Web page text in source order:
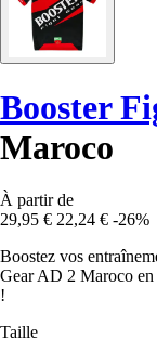
Booster
Maroco
À partir de
29,95 € 22,24 € -26%
Boostez vos
Gear AD 2 Maroco
!
Taille